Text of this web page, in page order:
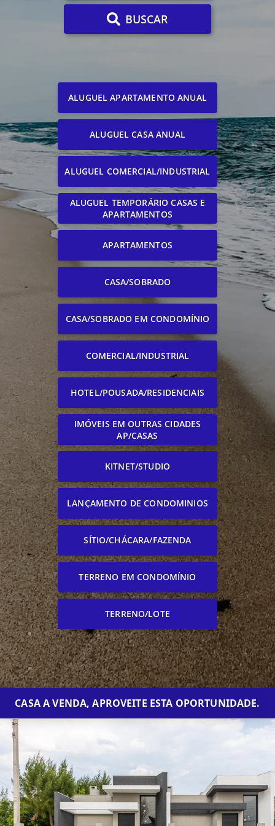
BUSCAR
ALUGUEL APARTAMENTO ANUAL
ALUGUEL CASA ANUAL
ALUGUEL COMERCIAL/INDUSTRIAL
ALUGUEL TEMPORÁRIO CASAS E
APARTAMENTOS
APARTAMENTOS
CASA/SOBRADO
CASA/SOBRADO EM CONDOMÍNIO
COMERCIAL/INDUSTRIAL
HOTEL/POUSADA/RESIDENCIAIS
IMÓVEIS EM OUTRAS CIDADES
AP/CASAS
KITNET/STUDIO
LANÇAMENTO DE CONDOMINIOS
SÍTIO/CHÁCARA/FAZENDA
TERRENO EM CONDOMÍNIO
TERRENO/LOTE
CASA A VENDA, APROVEITE ESTA OPORTUNIDADE.